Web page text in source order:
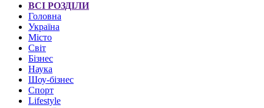
ВСІ РОЗДІЛИ
Головна
Україна
Місто
Світ
Бізнес
Наука
Шоу-бізнес
Спорт
Lifestyle